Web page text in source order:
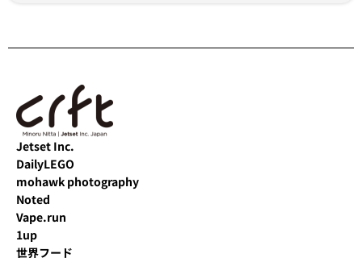
Jetset Inc.
DailyLEGO
mohawk photography
Noted
Vape.run
1up
世界フード